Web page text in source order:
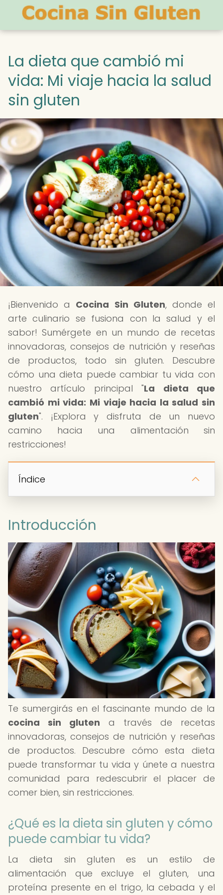
La dieta que cambió mi
vida: Mi viaje hacia la salud
sin gluten
¡Bienvenido a Cocina Sin Gluten, donde el
arte culinario se fusiona con la salud y el
sabor! Sumérgete en un mundo de recetas
innovadoras, consejos de nutrición y reseñas
de productos, todo sin gluten. Descubre
cómo una dieta puede cambiar tu vida con
nuestro artículo principal "La dieta que
cambió mi vida: Mi viaje hacia la salud sin
gluten". ¡Explora y disfruta de un nuevo
camino hacia una alimentación sin
restricciones!
Índice
Introducción
Te sumergirás en el fascinante mundo de la
cocina sin gluten a través de recetas
innovadoras, consejos de nutrición y reseñas
de productos. Descubre cómo esta dieta
puede transformar tu vida y únete a nuestra
comunidad para redescubrir el placer de
comer bien, sin restricciones.
¿Qué es la dieta sin gluten y cómo
puede cambiar tu vida?
La dieta sin gluten es un estilo de
alimentación que excluye el gluten, una
proteína presente en el trigo, la cebada y el